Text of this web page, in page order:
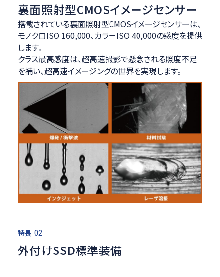
裏面照射型CMOSイメージセンサー
搭載されている裏面照射型CMOSイメージセンサーは、
モノクロISO 160,000、カラーISO 40,000の感度を提供
します。
クラス最高感度は、超高速撮影で懸念される照度不足
を補い、超高速イメージングの世界を実現します。
特長 02
外付けSSD標準装備